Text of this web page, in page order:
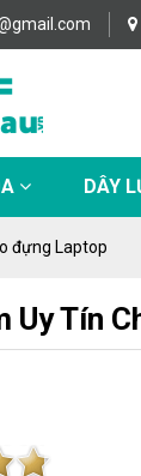
DÂY
đựng Laptop
Uy Tín